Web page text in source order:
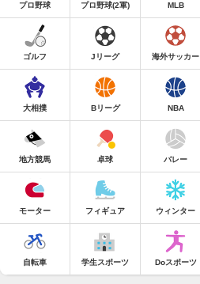
プロ野球 プロ野球(2軍) MLB
ゴルフ Jリーグ 海外サッカー
大相撲 Bリーグ NBA
地方競馬 卓球 バレー
モーター フィギュア ウィンター
自転車 学生スポーツ Doスポーツ